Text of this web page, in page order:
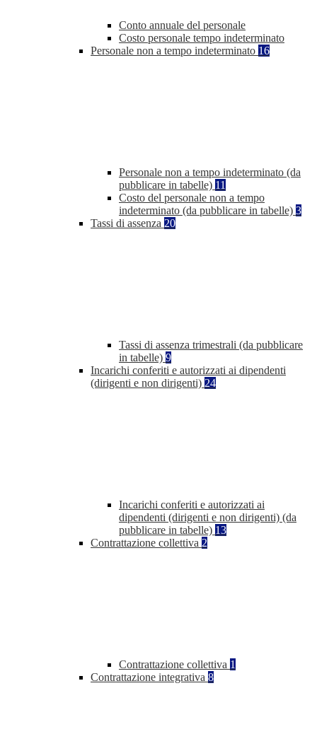
Conto annuale del personale
Costo personale tempo indeterminato
Personale non a tempo indeterminato 16
Personale non a tempo indeterminato (da
pubblicare in tabelle) 11
Costo del personale non a tempo
indeterminato (da pubblicare in tabelle) 3
Tassi di assenza 20
Tassi di assenza trimestrali (da pubblicare
in tabelle) 9
Incarichi conferiti e autorizzati ai dipendenti
(dirigenti e non dirigenti) 24
Incarichi conferiti e autorizzati ai
dipendenti (dirigenti e non dirigenti) (da
pubblicare in tabelle) 13
Contrattazione collettiva 2
Contrattazione collettiva 1
Contrattazione integrativa 8